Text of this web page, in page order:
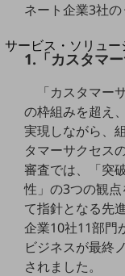
サービス・ソリュ
サービス・ソリュー
DXに関する課題を解決する
サービス・ソリューション
カテゴリーで探す
カテゴリーで探すTOP
ネットワーク・モバイル
クラウド・データセン
電話・映像コミュニケ
セキュリティ
ネート企業3社の
1.「カスタマ
「カスタマー
の枠組みを超え
実現しながら、
タマーサクセス
審査では、「突
性」の3つの観
て指針となる先
企業10社11部門
ビジネスが最終
されました。